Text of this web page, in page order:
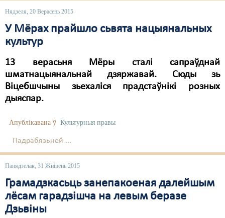
Нядзеля, 20 Верасень 2015
У Мёрах прайшло сьвята нацыянальных
культур
13 верасьня Мёры сталі сапраўднай
шматнацыянальнай дзяржавай. Сюды зь
Віцебшчыны зьехаліся прадстаўнікі розных
дыяспар.
Апублікавана ў Культурныя правы
Падрабязьней ...
Панядзелак, 31 Жнівень 2015
Грамадзкасьць занепакоеная далейшым
лёсам гарадзішча на левым беразе
Дзьвіны
Палітвязьні
Праваабаронцы
Правы дзіцяці
Пэнітэнцыярная сыстэма
Рознае
Свабода слова
Свабода сумленьня
Суд
Сьмяротнае пакараньне